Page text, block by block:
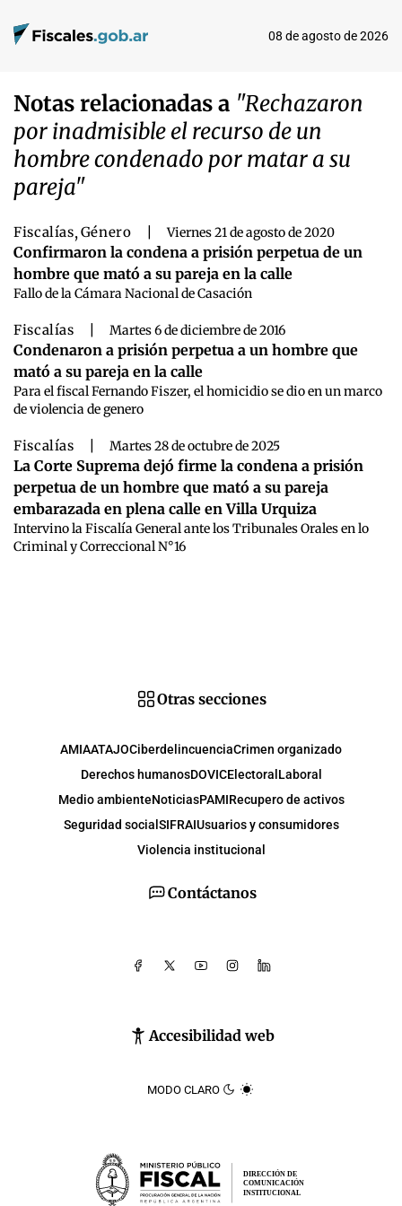
08 de agosto de 2026
Notas relacionadas a "Rechazaron
por inadmisible el recurso de un
hombre condenado por matar a su
pareja"
Fiscalías, Género Viernes 21 de agosto de 2020
Confirmaron la condena a prisión perpetua de un
hombre que mató a su pareja en la calle
Fallo de la Cámara Nacional de Casación
Fiscalías Martes 6 de diciembre de 2016
Condenaron a prisión perpetua a un hombre que
mató a su pareja en la calle
Para el fiscal Fernando Fiszer, el homicidio se dio en un marco
de violencia de genero
Fiscalías Martes 28 de octubre de 2025
La Corte Suprema dejó firme la condena a prisión
perpetua de un hombre que mató a su pareja
embarazada en plena calle en Villa Urquiza
Intervino la Fiscalía General ante los Tribunales Orales en lo
Criminal y Correccional N°16
Contáctanos
Accesibilidad web
MODO CLARO
Otras secciones
AMIAATAJOCiberdelincuenciaCrimen organizado
Derechos humanosDOVICElectoral Laboral
Medio ambienteNoticiasPAMIRecupero de activos
Seguridad social SIFRAIUsuarios y consumidores
Violencia institucional
DIRECCIÓN DE
COMUNICACIÓN
INSTITUCIONAL